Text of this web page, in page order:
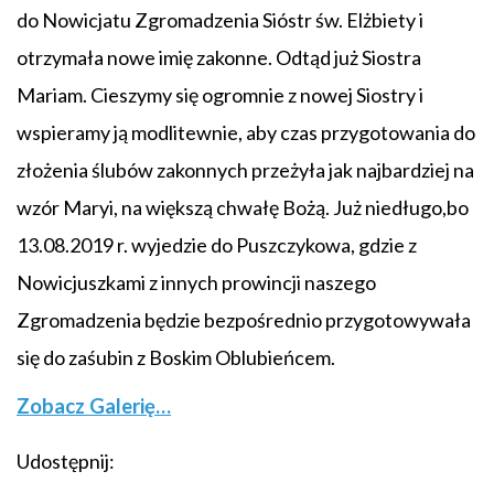
do Nowicjatu Zgromadzenia Sióstr św. Elżbiety i
otrzymała nowe imię zakonne. Odtąd już Siostra
Mariam. Cieszymy się ogromnie z nowej Siostry i
wspieramy ją modlitewnie, aby czas przygotowania do
złożenia ślubów zakonnych przeżyła jak najbardziej na
wzór Maryi, na większą chwałę Bożą. Już niedługo,bo
13.08.2019 r. wyjedzie do Puszczykowa, gdzie z
Nowicjuszkami z innych prowincji naszego
Zgromadzenia będzie bezpośrednio przygotowywała
się do zaśubin z Boskim Oblubieńcem.
Zobacz Galerię…
Udostępnij: